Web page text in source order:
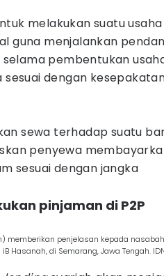
melakukan suatu usaha
guna menjalankan
pembentukan
dengan
sewa terhadap suatu
penyewa
sesuai dengan jangka
pinjaman di P2P
memberikan penjelasan kepada
Hasanah, di Semarang, Jawa Tengah.